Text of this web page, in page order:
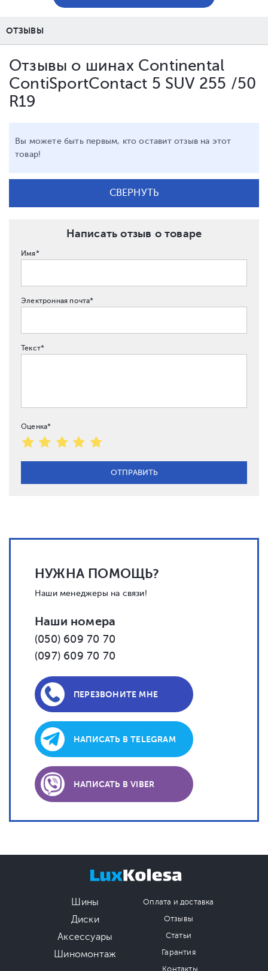
ОТЗЫВЫ
Отзывы о шинах Continental
ContiSportContact 5 SUV 255 /50
R19
Вы можете быть первым, кто оставит отзыв на этот
товар!
СВЕРНУТЬ
Написать отзыв о товаре
Имя*
Электронная почта*
Текст*
Оценка*
НУЖНА ПОМОЩЬ?
Наши менеджеры на связи!
Наши номера
(050) 609 70 70
(097) 609 70 70
ПЕРЕЗВОНИТЕ МНЕ
НАПИСАТЬ В TELEGRAM
НАПИСАТЬ В VIBER
Шины
Диски
Аксессуары
Шиномонтаж
Оплата и доставка
Отзывы
Статьи
Гарантия
Контакты